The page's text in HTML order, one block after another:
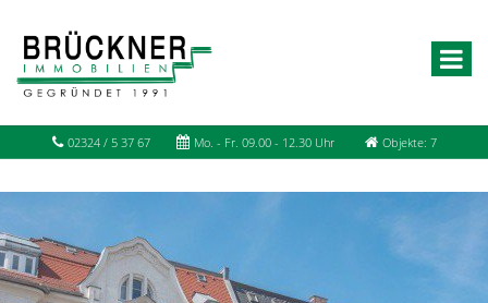
02324 / 5 37 67 Mo. - Fr. 09.00 - 12.30 Uhr Objekte: 7